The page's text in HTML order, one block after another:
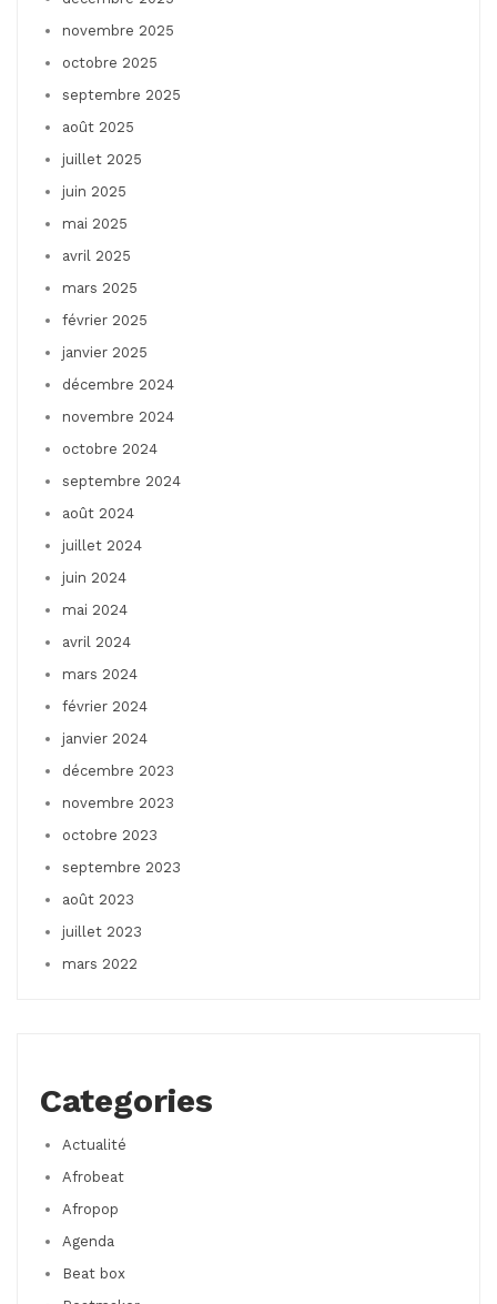
novembre 2025
octobre 2025
septembre 2025
août 2025
juillet 2025
juin 2025
mai 2025
avril 2025
mars 2025
février 2025
janvier 2025
décembre 2024
novembre 2024
octobre 2024
septembre 2024
août 2024
juillet 2024
juin 2024
mai 2024
avril 2024
mars 2024
février 2024
janvier 2024
décembre 2023
novembre 2023
octobre 2023
septembre 2023
août 2023
juillet 2023
mars 2022
Categories
Actualité
Afrobeat
Afropop
Agenda
Beat box